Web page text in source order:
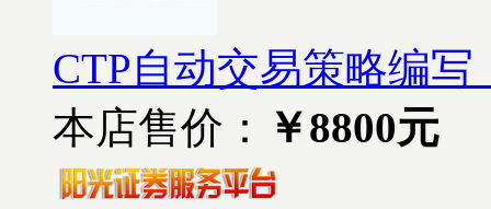
CTP自动交易策略编
本店售价：
￥8800元